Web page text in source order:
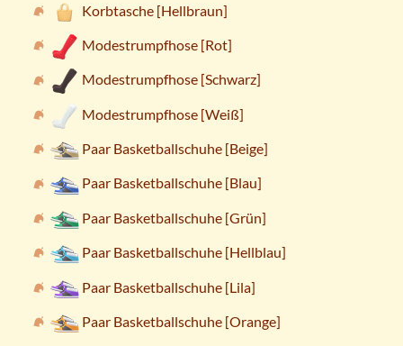
Korbtasche [Hellbraun]
Modestrumpfhose [Rot]
Modestrumpfhose [Schwarz]
Modestrumpfhose [Weiß]
Paar Basketballschuhe [Beige]
Paar Basketballschuhe [Blau]
Paar Basketballschuhe [Grün]
Paar Basketballschuhe [Hellblau]
Paar Basketballschuhe [Lila]
Paar Basketballschuhe [Orange]